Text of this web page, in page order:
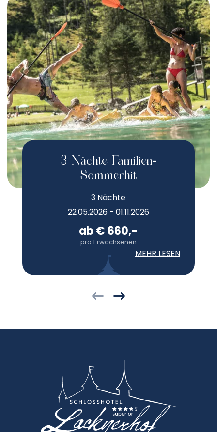
3 Nächte Familien-
Sommerhit
3 Nächte
22.05.2026 - 01.11.2026
ab € 660,-
pro Erwachsenen
MEHR LESEN